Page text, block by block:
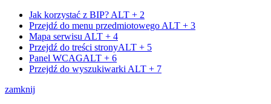
Jak korzystać z BIP? ALT + 2
Przejdź do menu przedmiotowego ALT + 3
Mapa serwisu ALT + 4
Przejdź do treści stronyALT + 5
Panel WCAGALT + 6
Przejdź do wyszukiwarki ALT + 7
zamknij